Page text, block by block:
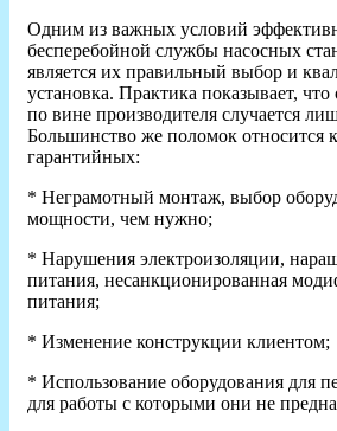
Одним из важных условий
бесперебойной службы насосных
является их правильный выбор и
установка. Практика показывает, что
по вине производителя случается
Большинство же поломок относится
гарантийных:
* Неграмотный монтаж, выбор
мощности, чем нужно;
* Нарушения электроизоляции,
питания, несанкционированная
питания;
* Изменение конструкции клиентом;
* Использование оборудования для
для работы с которыми они не